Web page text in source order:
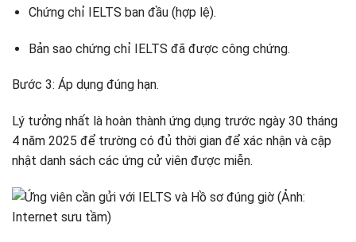
Chứng chỉ IELTS ban đầu (hợp lệ).
Bản sao chứng chỉ IELTS đã được công chứng.
Bước 3: Áp dụng đúng hạn.
Lý tưởng nhất là hoàn thành ứng dụng trước ngày 30 tháng
4 năm 2025 để trường có đủ thời gian để xác nhận và cập
nhật danh sách các ứng cử viên được miễn.